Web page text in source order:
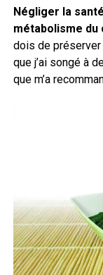
Négliger la
métabolisme du
dois de préserver
que j’ai songé à
que m’a